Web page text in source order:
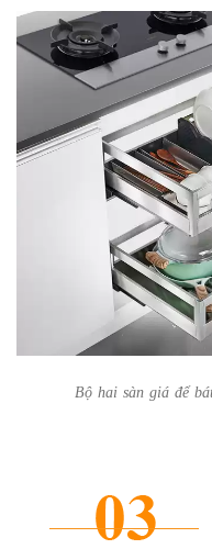
Bộ hai sàn giá để